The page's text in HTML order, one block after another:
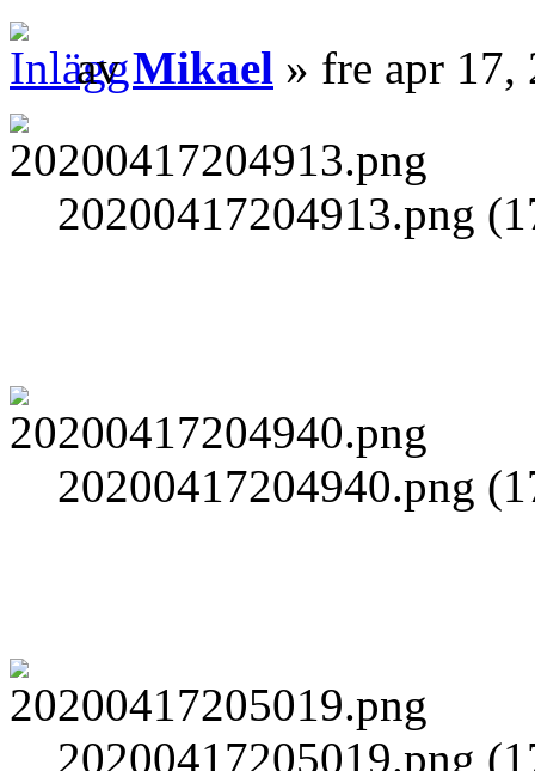
avMikael » fre apr 17,
20200417204913.png
20200417204940.png
20200417205019.png